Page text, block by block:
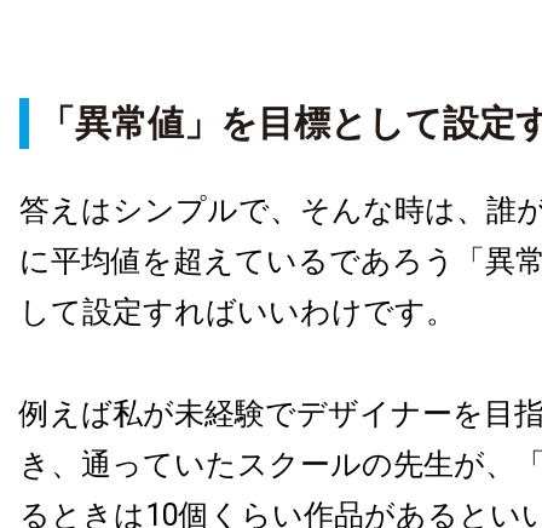
「異常値」を目標として設定
答えはシンプルで、そんな時は、誰
に平均値を超えているであろう「異
して設定すればいいわけです。
例えば私が未経験でデザイナーを目
き、通っていたスクールの先生が、
るときは10個くらい作品があるとい